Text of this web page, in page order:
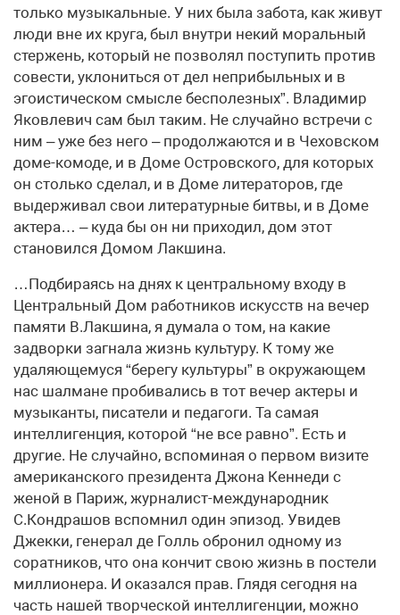
только музыкальные. У них была забота, как живут
люди вне их круга, был внутри некий моральный
стержень, который не позволял поступить против
совести, уклониться от дел неприбыльных и в
эгоистическом смысле бесполезных”. Владимир
Яковлевич сам был таким. Не случайно встречи с
ним – уже без него – продолжаются и в Чеховском
доме-комоде, и в Доме Островского, для которых
он столько сделал, и в Доме литераторов, где
выдерживал свои литературные битвы, и в Доме
актера… – куда бы он ни приходил, дом этот
становился Домом Лакшина.
…Подбираясь на днях к центральному входу в
Центральный Дом работников искусств на вечер
памяти В.Лакшина, я думала о том, на какие
задворки загнала жизнь культуру. К тому же
удаляющемуся “берегу культуры” в окружающем
нас шалмане пробивались в тот вечер актеры и
музыканты, писатели и педагоги. Та самая
интеллигенция, которой “не все равно”. Есть и
другие. Не случайно, вспоминая о первом визите
американского президента Джона Кеннеди с
женой в Париж, журналист-международник
С.Кондрашов вспомнил один эпизод. Увидев
Джекки, генерал де Голль обронил одному из
соратников, что она кончит свою жизнь в постели
миллионера. И оказался прав. Глядя сегодня на
часть нашей творческой интеллигенции, можно